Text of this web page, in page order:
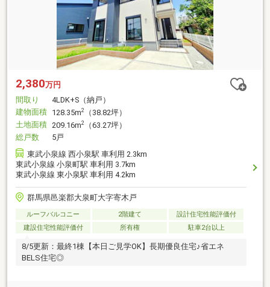
2,380万円
間取り
4LDK+S（納戸）
建物面積 128.35m2
（38.82坪）
土地面積 209.16m2
（63.27坪）
総戸数
5戸
東武小泉線 西小泉駅 車利用 2.3km
東武小泉線 小泉町駅 車利用 3.7km
東武小泉線 東小泉駅 車利用 4.2km
群馬県邑楽郡大泉町大字寄木戸
ルーフバルコニー 2階建て
設計住宅性能評価付
建設住宅性能評価付
所有権 駐車2台以上
8/5更新：最終1棟【本日ご見学OK】長期優良住宅♪省エネ
BELS住宅◎